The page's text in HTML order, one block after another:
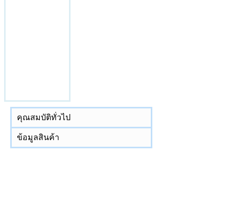
Us >>
Us >>
Us >>
คุณสมบัติทั่วไป
ข้อมูลสินค้า